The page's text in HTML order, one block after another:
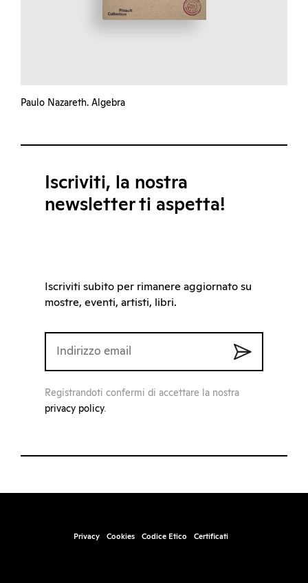
Paulo Nazareth. Algebra
Iscriviti, la nostra
newsletter ti aspetta!
Iscriviti subito per rimanere aggiornato su
mostre, eventi, artisti, libri.
Registrandoti confermi di accettare la nostra
privacy policy.
Privacy Cookies Codice Etico Certificati